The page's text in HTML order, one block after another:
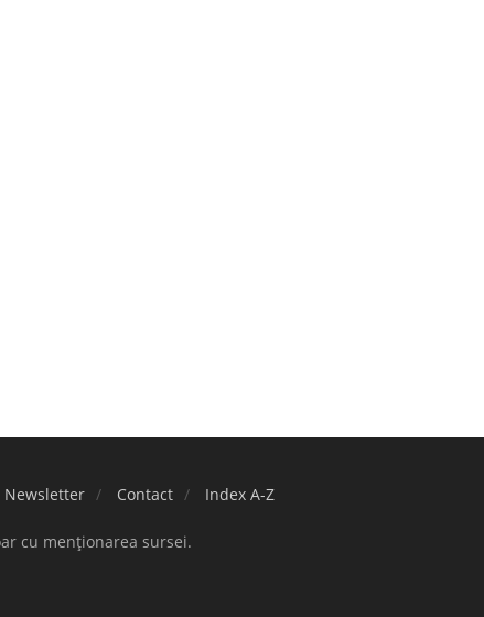
Newsletter Contact Index A-Z
cu menționarea sursei.